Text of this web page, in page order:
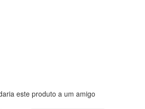
este produto a um amigo